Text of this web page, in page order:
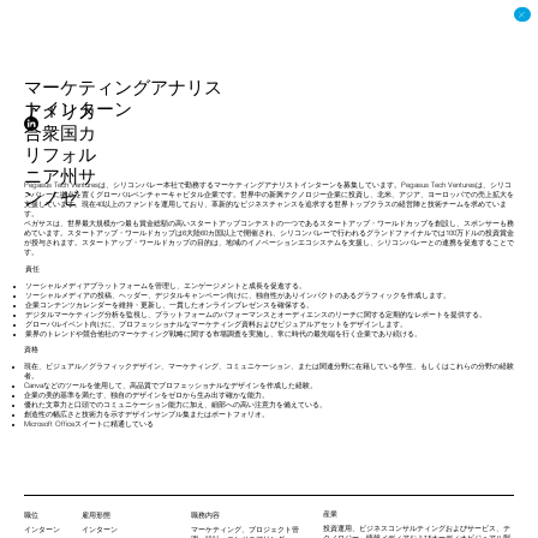
マーケティングアナリス
トインターン
アメリカ
合衆国カ
リフォル
ニア州サ
ンノゼ
職位 雇用形態 職務内容 産業
インターン インターン
投資運用、ビジネスコンサルティングおよびサービス、テ
マーケティング、プロジェクト管
Pegasus Tech Venturesは、シリコンバレー本社で勤務するマーケティングアナリストインターンを募集しています。Pegasus Tech Venturesは、シリコ
ンバレーに拠点を置くグローバルベンチャーキャピタル企業です。世界中の新興テクノロジー企業に投資し、北米、アジア、ヨーロッパでの売上拡大を
支援しています。現在40以上のファンドを運用しており、革新的なビジネスチャンスを追求する世界トップクラスの経営陣と技術チームを求めていま
す。
ペガサスは、世界最大規模かつ最も賞金総額の高いスタートアップコンテストの一つであるスタートアップ・ワールドカップを創設し、スポンサーも務
めています。スタートアップ・ワールドカップは6大陸60カ国以上で開催され、シリコンバレーで行われるグランドファイナルでは100万ドルの投資賞金
が授与されます。スタートアップ・ワールドカップの目的は、地域のイノベーションエコシステムを支援し、シリコンバレーとの連携を促進することで
す。
責任
ソーシャルメディアプラットフォームを管理し、エンゲージメントと成長を促進する。
ソーシャルメディアの投稿、ヘッダー、デジタルキャンペーン向けに、独自性がありインパクトのあるグラフィックを作成します。
企業コンテンツカレンダーを維持・更新し、一貫したオンラインプレゼンスを確保する。
デジタルマーケティング分析を監視し、プラットフォームのパフォーマンスとオーディエンスのリーチに関する定期的なレポートを提供する。
グローバルイベント向けに、プロフェッショナルなマーケティング資料およびビジュアルアセットをデザインします。
業界のトレンドや競合他社のマーケティング戦略に関する市場調査を実施し、常に時代の最先端を行く企業であり続ける。
資格
現在、ビジュアル／グラフィックデザイン、マーケティング、コミュニケーション、または関連分野に在籍している学生、もしくはこれらの分野の経験
者。
Canvaなどのツールを使用して、高品質でプロフェッショナルなデザインを作成した経験。
企業の美的基準を満たす、独自のデザインをゼロから生み出す確かな能力。
優れた文章力と口頭でのコミュニケーション能力に加え、細部への高い注意力を備えている。
創造性の幅広さと技術力を示すデザインサンプル集またはポートフォリオ。
Microsoft Officeスイートに精通している